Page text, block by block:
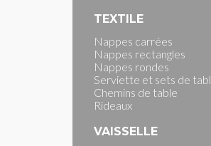
TEXTILE
Nappes carrées
Nappes rectangles
Nappes rondes
Serviette et sets de
Chemins de table
Rideaux
VAISSELLE